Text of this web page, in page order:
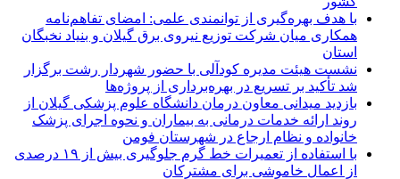
با هدف بهره‌گیری از توانمندی علمی: امضای تفاهم‌نامه
همكاری میان شركت توزیع نیروی برق گیلان و بنیاد نخبگان
استان
نشست هیئت مدیره کودآلی با حضور شهردار رشت برگزار
شد تأکید بر تسریع در بهره‌برداری از پروژه‌ها
بازدید میدانی معاون درمان دانشگاه علوم پزشکی گیلان از
روند ارائه خدمات درمانی به بیماران و نحوه اجرای پزشک
خانواده و نظام ارجاع در شهرستان فومن
با استفاده از تعمیرات خط گرم جلوگیری بیش از ۱۹ درصدی
از اعمال خاموشی برای مشتركان